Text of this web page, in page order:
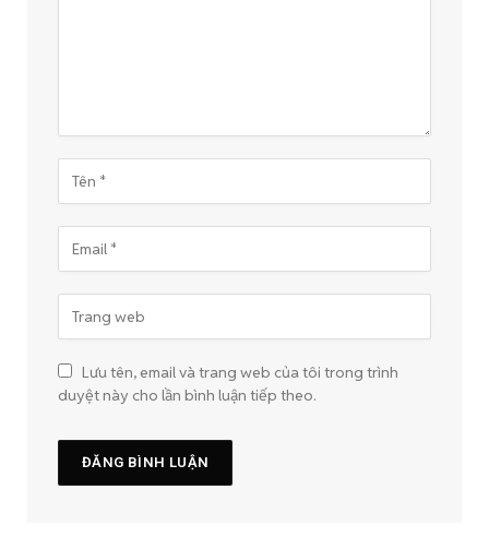
Lưu tên, email và trang web của tôi trong trình
duyệt này cho lần bình luận tiếp theo.